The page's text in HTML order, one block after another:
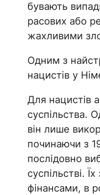
бувають
расових або
жахливими
Одним з
нацистів у
Для нацистів
суспільства.
він лише
починаючи з
послідовно
суспільстві.
фінансами, в